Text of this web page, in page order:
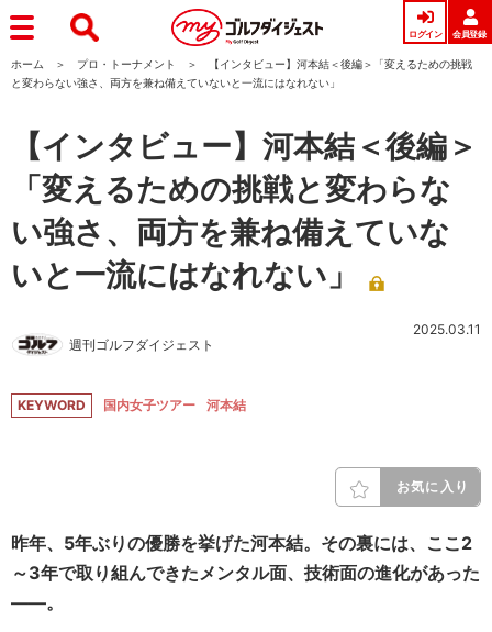
ログイン 会員登録
ホーム プロ・トーナメント
【インタビュー】河本結＜後編＞「変えるための挑戦
と変わらない強さ、両方を兼ね備えていないと一流にはなれない」
【インタビュー】河本結＜後編＞
「変えるための挑戦と変わらな
い強さ、両方を兼ね備えていな
いと一流にはなれない」
週刊ゴルフダイジェスト
2025.03.11
KEYWORD 国内女子ツアー 河本結
お気に入り
昨年、5年ぶりの優勝を挙げた河本結。その裏には、ここ2
～3年で取り組んできたメンタル面、技術面の進化があった
――。